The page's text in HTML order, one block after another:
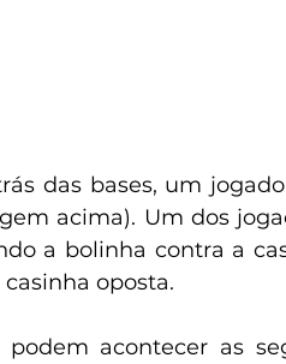
das bases, um
acima). Um dos
a bolinha contra a
oposta.
acontecer as